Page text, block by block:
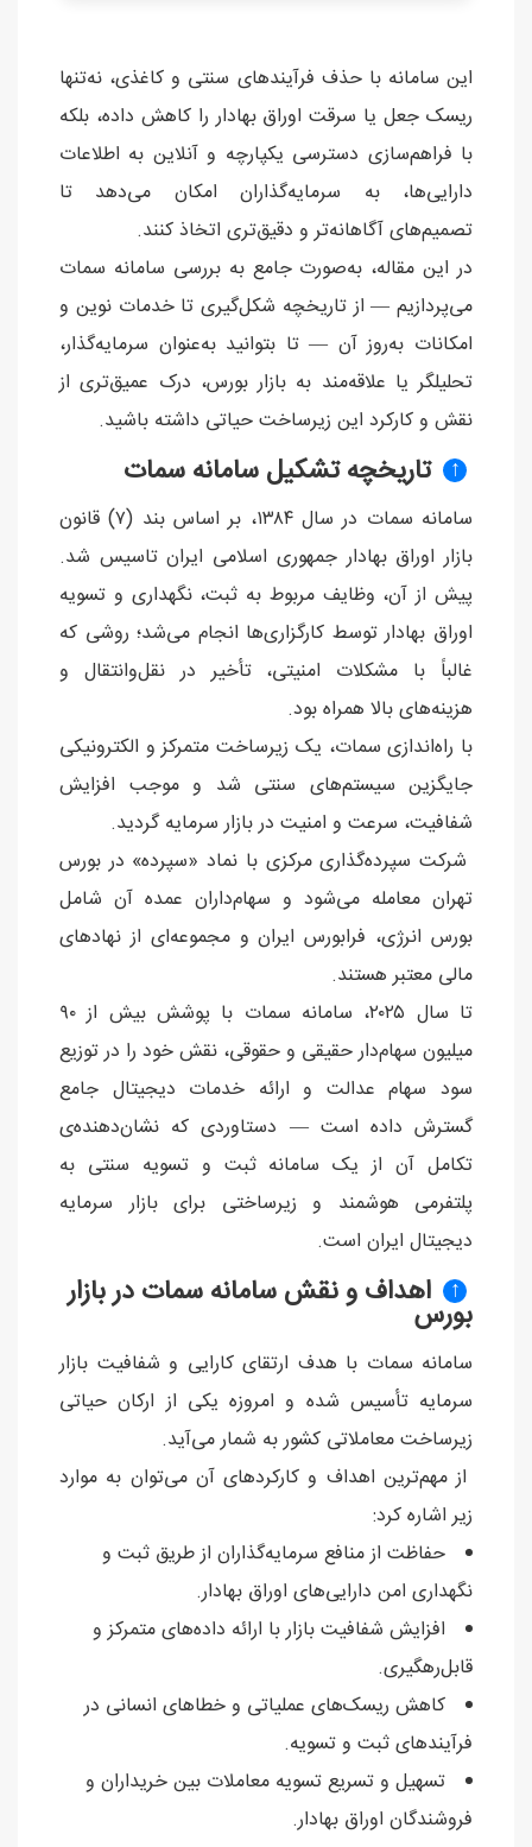
این سامانه با حذف فرآیندهای سنتی و کاغذی، نه‌تنها
ریسک جعل یا سرقت اوراق بهادار را کاهش داده، بلکه
با فراهم‌سازی دسترسی یکپارچه و آنلاین به اطلاعات
دارایی‌ها، به سرمایه‌گذاران امکان می‌دهد تا
تصمیم‌های آگاهانه‌تر و دقیق‌تری اتخاذ کنند.
در این مقاله، به‌صورت جامع به بررسی سامانه سمات
می‌پردازیم — از تاریخچه شکل‌گیری تا خدمات نوین و
امکانات به‌روز آن — تا بتوانید به‌عنوان سرمایه‌گذار،
تحلیلگر یا علاقه‌مند به بازار بورس، درک عمیق‌تری از
نقش و کارکرد این زیرساخت حیاتی داشته باشید.
↑ تاریخچه تشکیل سامانه سمات
سامانه سمات در سال ۱۳۸۴، بر اساس بند (۷) قانون
بازار اوراق بهادار جمهوری اسلامی ایران تاسیس شد.
پیش از آن، وظایف مربوط به ثبت، نگهداری و تسویه
اوراق بهادار توسط کارگزاری‌ها انجام می‌شد؛ روشی که
غالباً با مشکلات امنیتی، تأخیر در نقل‌وانتقال و
هزینه‌های بالا همراه بود.
با راه‌اندازی سمات، یک زیرساخت متمرکز و الکترونیکی
جایگزین سیستم‌های سنتی شد و موجب افزایش
شفافیت، سرعت و امنیت در بازار سرمایه گردید.
شرکت سپرده‌گذاری مرکزی با نماد «سپرده» در بورس
تهران معامله می‌شود و سهام‌داران عمده آن شامل
بورس انرژی، فرابورس ایران و مجموعه‌ای از نهادهای
مالی معتبر هستند.
تا سال ۲۰۲۵، سامانه سمات با پوشش بیش از ۹۰
میلیون سهام‌دار حقیقی و حقوقی، نقش خود را در توزیع
سود سهام عدالت و ارائه خدمات دیجیتال جامع
گسترش داده است — دستاوردی که نشان‌دهنده‌ی
تکامل آن از یک سامانه ثبت و تسویه سنتی به
پلتفرمی هوشمند و زیرساختی برای بازار سرمایه
دیجیتال ایران است.
↑ اهداف و نقش سامانه سمات در بازار
بورس
سامانه سمات با هدف ارتقای کارایی و شفافیت بازار
سرمایه تأسیس شده و امروزه یکی از ارکان حیاتی
زیرساخت معاملاتی کشور به شمار می‌آید.
از مهم‌ترین اهداف و کارکردهای آن می‌توان به موارد
زیر اشاره کرد:
حفاظت از منافع سرمایه‌گذاران از طریق ثبت و
نگهداری امن دارایی‌های اوراق بهادار.
افزایش شفافیت بازار با ارائه داده‌های متمرکز و
قابل‌رهگیری.
کاهش ریسک‌های عملیاتی و خطاهای انسانی در
فرآیندهای ثبت و تسویه.
تسهیل و تسریع تسویه معاملات بین خریداران و
فروشندگان اوراق بهادار.